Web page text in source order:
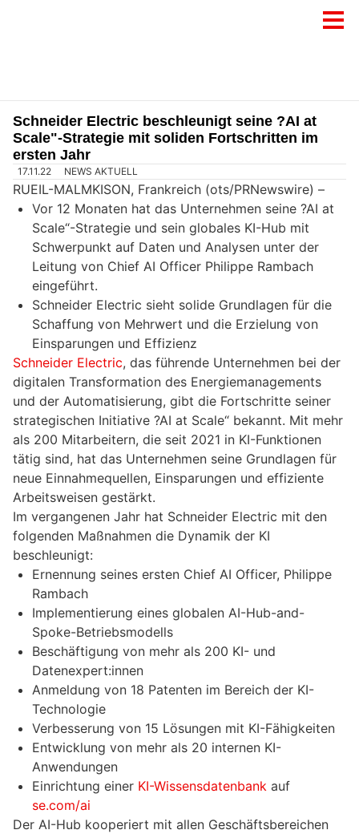
Schneider Electric beschleunigt seine ?AI at
Scale"-Strategie mit soliden Fortschritten im
ersten Jahr
17.11.22 NEWS AKTUELL
RUEIL-MALMKISON, Frankreich (ots/PRNewswire) –
Vor 12 Monaten hat das Unternehmen seine ?AI at
Scale“-Strategie und sein globales KI-Hub mit
Schwerpunkt auf Daten und Analysen unter der
Leitung von Chief AI Officer Philippe Rambach
eingeführt.
Schneider Electric sieht solide Grundlagen für die
Schaffung von Mehrwert und die Erzielung von
Einsparungen und Effizienz
Schneider Electric, das führende Unternehmen bei der
digitalen Transformation des Energiemanagements
und der Automatisierung, gibt die Fortschritte seiner
strategischen Initiative ?AI at Scale“ bekannt. Mit mehr
als 200 Mitarbeitern, die seit 2021 in KI-Funktionen
tätig sind, hat das Unternehmen seine Grundlagen für
neue Einnahmequellen, Einsparungen und effiziente
Arbeitsweisen gestärkt.
Im vergangenen Jahr hat Schneider Electric mit den
folgenden Maßnahmen die Dynamik der KI
beschleunigt:
Ernennung seines ersten Chief AI Officer, Philippe
Rambach
Implementierung eines globalen AI-Hub-and-
Spoke-Betriebsmodells
Beschäftigung von mehr als 200 KI- und
Datenexpert:innen
Anmeldung von 18 Patenten im Bereich der KI-
Technologie
Verbesserung von 15 Lösungen mit KI-Fähigkeiten
Entwicklung von mehr als 20 internen KI-
Anwendungen
Einrichtung einer KI-Wissensdatenbank auf
se.com/ai
Der AI-Hub kooperiert mit allen Geschäftsbereichen